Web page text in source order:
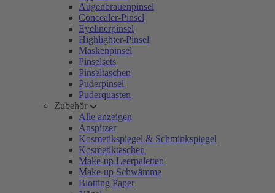
Augenbrauenpinsel
Concealer-Pinsel
Eyelinerpinsel
Highlighter-Pinsel
Maskenpinsel
Pinselsets
Pinseltaschen
Puderpinsel
Puderquasten
Zubehör
Alle anzeigen
Anspitzer
Kosmetikspiegel & Schminkspiegel
Kosmetiktaschen
Make-up Leerpaletten
Make-up Schwämme
Blotting Paper